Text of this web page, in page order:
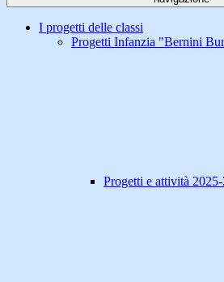
I progetti delle classi
Progetti Infanzia "Bernini
Progetti e attività